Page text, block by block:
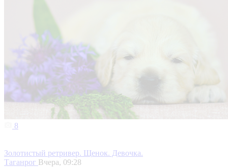
8
Золотистый ретривер. Щенок. Девочка.
Таганрог Вчера, 09:28